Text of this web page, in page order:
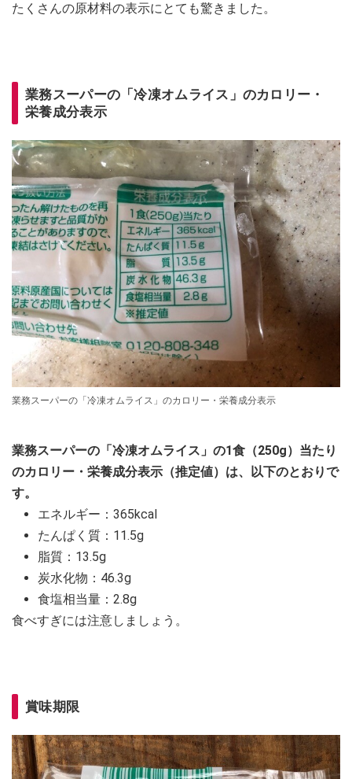
たくさんの原材料の表示にとても驚きました。
業務スーパーの「冷凍オムライス」のカロリー・
栄養成分表示
業務スーパーの「冷凍オムライス」のカロリー・栄養成分表示
業務スーパーの「冷凍オムライス」の1食（250g）当たり
のカロリー・栄養成分表示（推定値）は、以下のとおりで
す。
エネルギー：365kcal
たんぱく質：11.5g
脂質：13.5g
炭水化物：46.3g
食塩相当量：2.8g
食べすぎには注意しましょう。
賞味期限